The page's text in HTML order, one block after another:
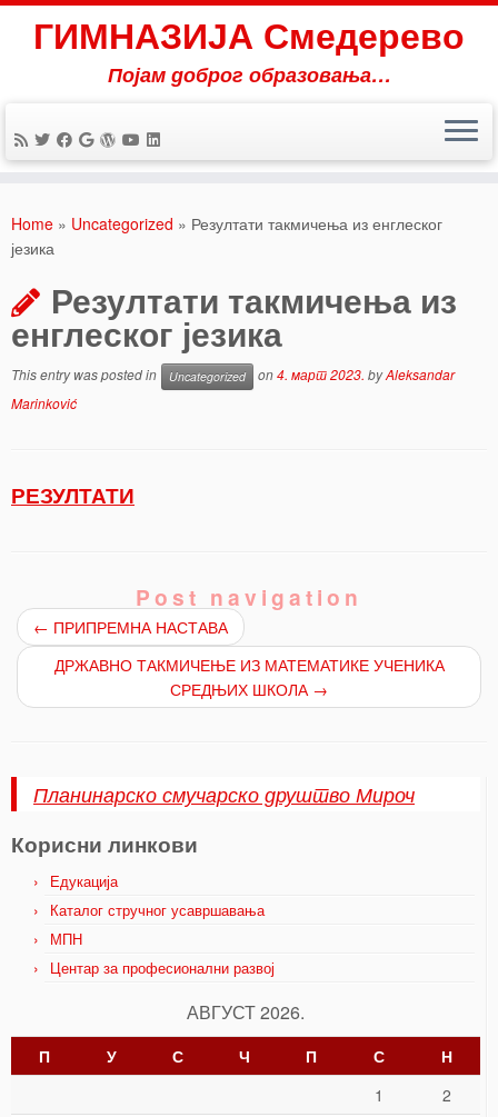
content
ГИМНАЗИЈА Смедерево
Појам доброг образовања…
Home » Uncategorized » Резултати такмичења из енглеског
језика
Резултати такмичења из
енглеског језика
This entry was posted in Uncategorized on4. март 2023. byAleksandar
Marinković
РЕЗУЛТАТИ
Post navigation
← ПРИПРЕМНА НАСТАВА
ДРЖАВНО ТАКМИЧЕЊЕ ИЗ МАТЕМАТИКЕ УЧЕНИКА
СРЕДЊИХ ШКОЛА →
Планинарско смучарско друштво Мироч
Корисни линкови
Едукација
Каталог стручног усавршавања
МПН
Центар за професионални развој
АВГУСТ 2026.
П У С Ч П С
Н
1
2